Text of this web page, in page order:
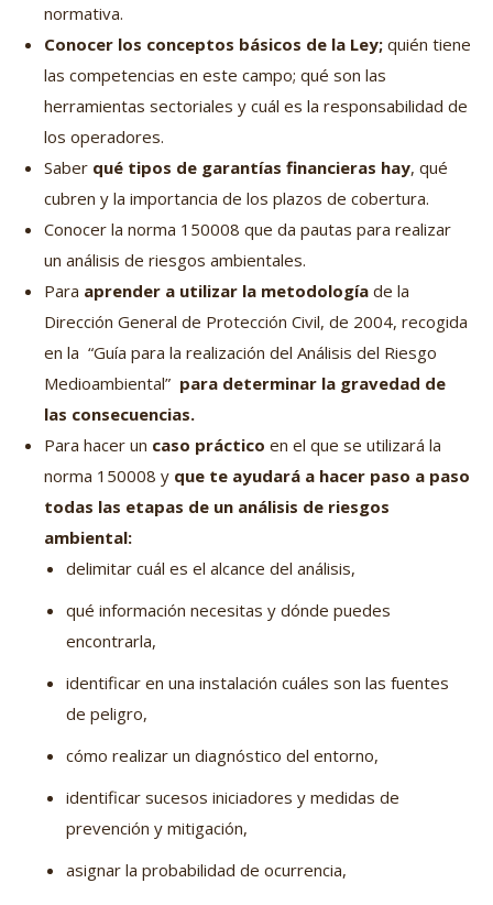
normativa.
Conocer los conceptos básicos de la Ley; quién tiene
las competencias en este campo; qué son las
herramientas sectoriales y cuál es la responsabilidad de
los operadores.
Saber qué tipos de garantías financieras hay, qué
cubren y la importancia de los plazos de cobertura.
Conocer la norma 150008 que da pautas para realizar
un análisis de riesgos ambientales.
Para aprender a utilizar la metodología de la
Dirección General de Protección Civil, de 2004, recogida
en la “Guía para la realización del Análisis del Riesgo
Medioambiental” para determinar la gravedad de
las consecuencias.
Para hacer un caso práctico en el que se utilizará la
norma 150008 y que te ayudará a hacer paso a paso
todas las etapas de un análisis de riesgos
ambiental:
delimitar cuál es el alcance del análisis,
qué información necesitas y dónde puedes
encontrarla,
identificar en una instalación cuáles son las fuentes
de peligro,
cómo realizar un diagnóstico del entorno,
identificar sucesos iniciadores y medidas de
prevención y mitigación,
asignar la probabilidad de ocurrencia,